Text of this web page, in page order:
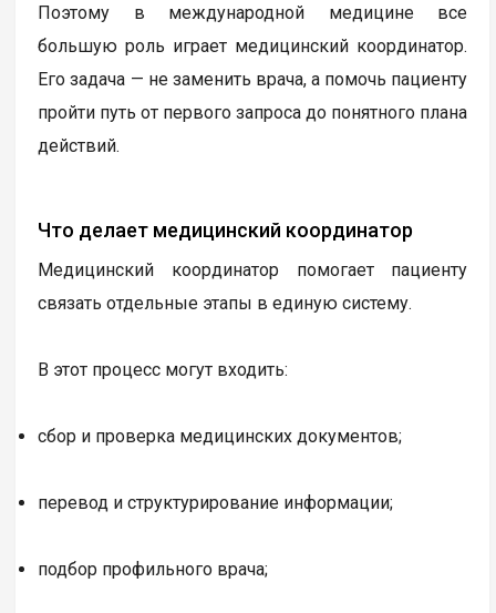
Поэтому в международной медицине все
большую роль играет медицинский координатор.
Его задача — не заменить врача, а помочь пациенту
пройти путь от первого запроса до понятного плана
действий.
Что делает медицинский координатор
Медицинский координатор помогает пациенту
связать отдельные этапы в единую систему.
В этот процесс могут входить:
сбор и проверка медицинских документов;
перевод и структурирование информации;
подбор профильного врача;